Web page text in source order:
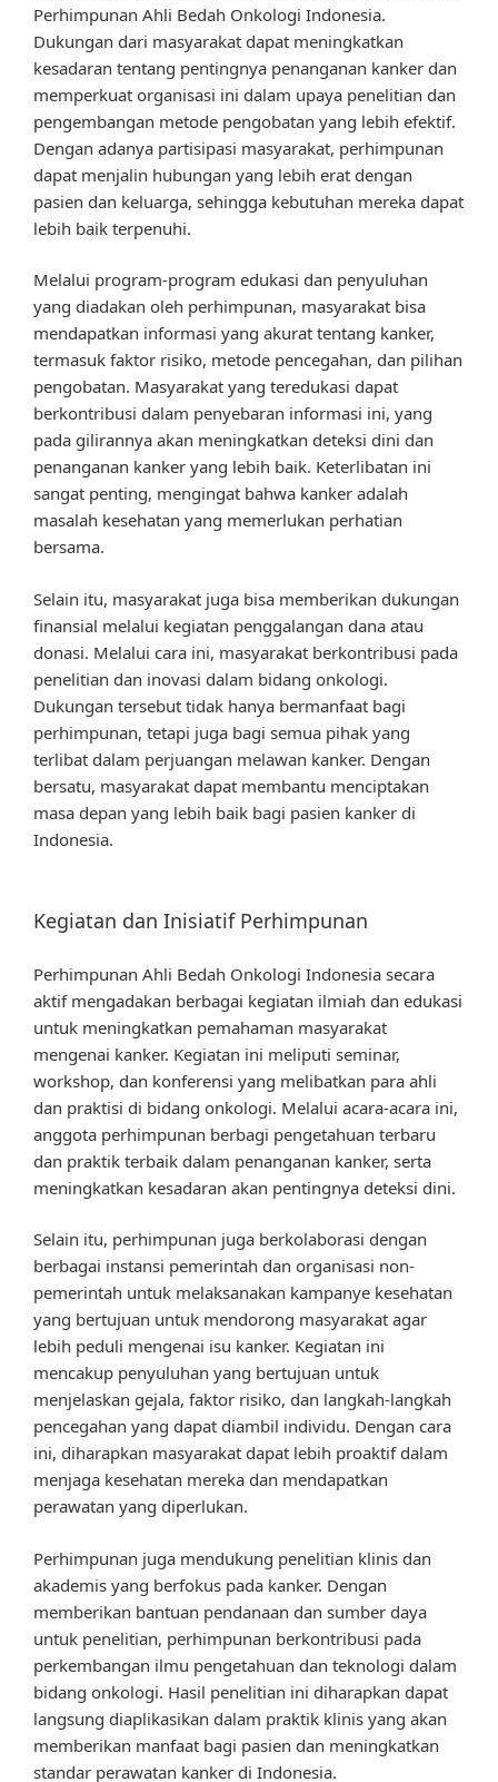
Perhimpunan Ahli Bedah Onkologi Indonesia.
Dukungan dari masyarakat dapat meningkatkan
kesadaran tentang pentingnya penanganan kanker dan
memperkuat organisasi ini dalam upaya penelitian dan
pengembangan metode pengobatan yang lebih efektif.
Dengan adanya partisipasi masyarakat, perhimpunan
dapat menjalin hubungan yang lebih erat dengan
pasien dan keluarga, sehingga kebutuhan mereka dapat
lebih baik terpenuhi.
Melalui program-program edukasi dan penyuluhan
yang diadakan oleh perhimpunan, masyarakat bisa
mendapatkan informasi yang akurat tentang kanker,
termasuk faktor risiko, metode pencegahan, dan pilihan
pengobatan. Masyarakat yang teredukasi dapat
berkontribusi dalam penyebaran informasi ini, yang
pada gilirannya akan meningkatkan deteksi dini dan
penanganan kanker yang lebih baik. Keterlibatan ini
sangat penting, mengingat bahwa kanker adalah
masalah kesehatan yang memerlukan perhatian
bersama.
Selain itu, masyarakat juga bisa memberikan dukungan
finansial melalui kegiatan penggalangan dana atau
donasi. Melalui cara ini, masyarakat berkontribusi pada
penelitian dan inovasi dalam bidang onkologi.
Dukungan tersebut tidak hanya bermanfaat bagi
perhimpunan, tetapi juga bagi semua pihak yang
terlibat dalam perjuangan melawan kanker. Dengan
bersatu, masyarakat dapat membantu menciptakan
masa depan yang lebih baik bagi pasien kanker di
Indonesia.
Kegiatan dan Inisiatif Perhimpunan
Perhimpunan Ahli Bedah Onkologi Indonesia secara
aktif mengadakan berbagai kegiatan ilmiah dan edukasi
untuk meningkatkan pemahaman masyarakat
mengenai kanker. Kegiatan ini meliputi seminar,
workshop, dan konferensi yang melibatkan para ahli
dan praktisi di bidang onkologi. Melalui acara-acara ini,
anggota perhimpunan berbagi pengetahuan terbaru
dan praktik terbaik dalam penanganan kanker, serta
meningkatkan kesadaran akan pentingnya deteksi dini.
Selain itu, perhimpunan juga berkolaborasi dengan
berbagai instansi pemerintah dan organisasi non-
pemerintah untuk melaksanakan kampanye kesehatan
yang bertujuan untuk mendorong masyarakat agar
lebih peduli mengenai isu kanker. Kegiatan ini
mencakup penyuluhan yang bertujuan untuk
menjelaskan gejala, faktor risiko, dan langkah-langkah
pencegahan yang dapat diambil individu. Dengan cara
ini, diharapkan masyarakat dapat lebih proaktif dalam
menjaga kesehatan mereka dan mendapatkan
perawatan yang diperlukan.
Perhimpunan juga mendukung penelitian klinis dan
akademis yang berfokus pada kanker. Dengan
memberikan bantuan pendanaan dan sumber daya
untuk penelitian, perhimpunan berkontribusi pada
perkembangan ilmu pengetahuan dan teknologi dalam
bidang onkologi. Hasil penelitian ini diharapkan dapat
langsung diaplikasikan dalam praktik klinis yang akan
memberikan manfaat bagi pasien dan meningkatkan
standar perawatan kanker di Indonesia.